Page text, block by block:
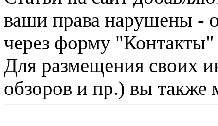
ваши права нарушены -
через форму "Контакты"
Для размещения своих
обзоров и пр.) вы также